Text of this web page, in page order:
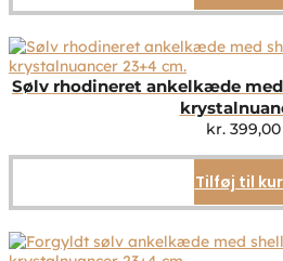
Sølv rhodineret ankelkæde
kr.399,00
Tilføj til